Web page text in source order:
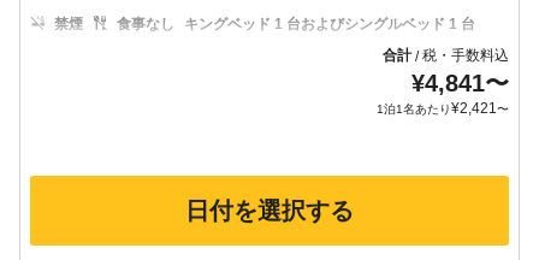
禁煙 食事なし
キングベッド 1 台およびシングルベッド 1 台
合計/税・手数料込
¥4,841〜
1泊1名あたり¥2,421〜
日付を選択する